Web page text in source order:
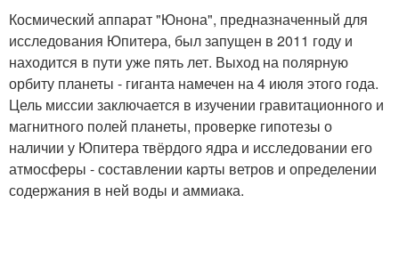
Космический аппарат "Юнона", предназначенный для
исследования Юпитера, был запущен в 2011 году и
находится в пути уже пять лет. Выход на полярную
орбиту планеты - гиганта намечен на 4 июля этого года.
Цель миссии заключается в изучении гравитационного и
магнитного полей планеты, проверке гипотезы о
наличии у Юпитера твёрдого ядра и исследовании его
атмосферы - составлении карты ветров и определении
содержания в ней воды и аммиака.